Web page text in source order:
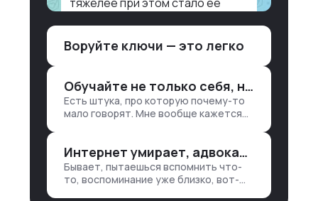
Объясню в разрезе нашей
лет 15 назад, нужно было:
1. Собирать данные в одну базу и
разгребать их оттуда вручную:
проекту — все ручками
Воруйте ключи — это легко
Обучайте не только себя, но и клиентов
Есть штука, про которую почему-то
мало говорят. Мне вообще кажется
стороны. Ты что-то хватаешь у
клиента: е…
Интернет умирает, адвокаты и судьи в растерянности, а я хочу песню
Бывает, пытаешься вспомнить что-
то, воспоминание уже близко, вот-